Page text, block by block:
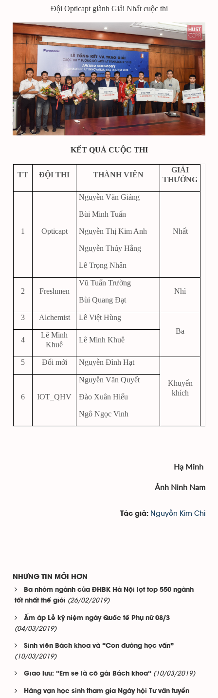
Đội Opticapt giành Giải Nhất cuộc thi
KẾT QUẢ CUỘC THI
TT ĐỘI THI THÀNH VIÊN
GIẢI
THƯỞNG
1 Opticapt
Nguyễn Văn Giảng
Bùi Minh Tuấn
Nguyễn Thị Kim Anh
Nguyễn Thúy Hằng
Lê Trọng Nhân
Nhất
2 Freshmen
Vũ Tuấn Trường
Bùi Quang Đạt
Nhì
3 Alchemist
Lê Việt Hùng
Ba
4
Lê Minh
Khuê
Lê Minh Khuê
5 Đổi mới Nguyễn Đình Hạt
Khuyến
khích
6 IOT_QHV
Nguyễn Văn Quyết
Đào Xuân Hiếu
Ngô Ngọc Vinh
Hạ Minh
Ảnh Ninh Nam
Tác giả: Nguyễn Kim Chi
NHỮNG TIN MỚI HƠN
Ba nhóm ngành của ĐHBK Hà Nội lọt top 550 ngành
tốt nhất thế giới (26/02/2019)
Ấm áp Lễ kỷ niệm ngày Quốc tế Phụ nữ 08/3
(04/03/2019)
Sinh viên Bách khoa và “Con đường học vấn”
(10/03/2019)
Giao lưu: “Em sẽ là cô gái Bách khoa” (10/03/2019)
Hàng vạn học sinh tham gia Ngày hội Tư vấn tuyển